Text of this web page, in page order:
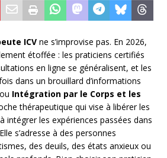
ICV ne s’improvise pas. En 2026,
étoffée : les praticiens certifiés
en ligne se généralisent, et les
dans un brouillard d’informations
Intégration par le Corps et les
thérapeutique qui vise à libérer les
intégrer les expériences passées dans
s’adresse à des personnes
des deuils, des états anxieux ou